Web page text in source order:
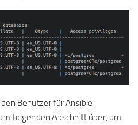
Benutzer für Ansible
folgenden Abschnitt über, um